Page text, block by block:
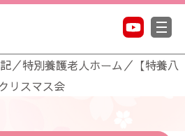
／特別養護老人ホーム ／ 【特養八
リスマス会